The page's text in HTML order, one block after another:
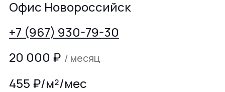
Офис Новороссийск
+7 (967) 930-79-30
20 000 ₽ / месяц
455 ₽/м²/мес